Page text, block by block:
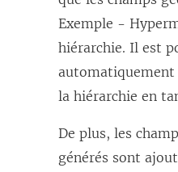
Exemple -
hiérarchie. Il est
automatiquement
la hiérarchie en
De plus, les
générés sont